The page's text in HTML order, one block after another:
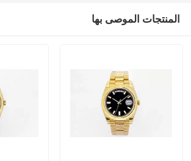
المنتجات الموصى بها